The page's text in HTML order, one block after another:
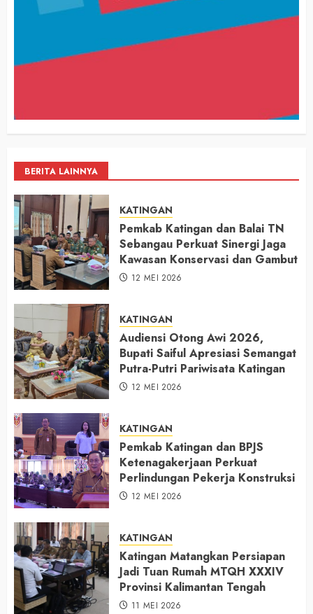
BERITA LAINNYA
KATINGAN
Pemkab Katingan dan Balai TN
Sebangau Perkuat Sinergi Jaga
Kawasan Konservasi dan Gambut
12 MEI 2026
KATINGAN
Audiensi Otong Awi 2026,
Bupati Saiful Apresiasi Semangat
Putra-Putri Pariwisata Katingan
12 MEI 2026
KATINGAN
Pemkab Katingan dan BPJS
Ketenagakerjaan Perkuat
Perlindungan Pekerja Konstruksi
12 MEI 2026
KATINGAN
Katingan Matangkan Persiapan
Jadi Tuan Rumah MTQH XXXIV
Provinsi Kalimantan Tengah
11 MEI 2026